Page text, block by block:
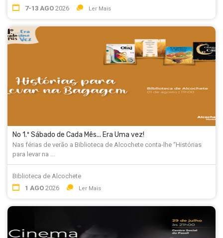
7-13 AGO 2026 Ler Mais
No 1.º Sábado de Cada Mês... Era Uma vez!
Nas férias de verão a Biblioteca de Alcochete conta-lhe “Histórias
para levar na ...
Biblioteca de Alcochete
1 AGO 2026 Ler Mais